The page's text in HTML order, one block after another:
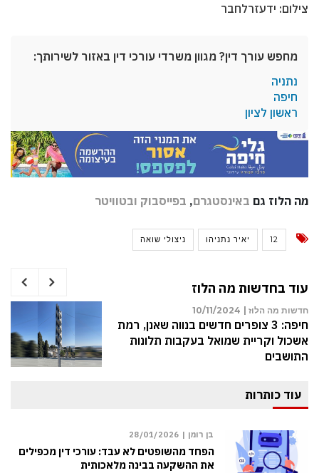
צילום: ידעזרלחבר
מחפש עורך דין? מגוון משרדי עורכי דין באזור לשירותך:
נתניה
חיפה
ראשון לציון
מה הלוז גם באינסטגרם, בפייסבוק ובטוויטר
12 יאיר נתניהו ניצולי שואה
עוד בחדשות מה הלוז
חדשות מה הלוז | 10/11/2024
חיפה: 3 צופרים חדשים בנווה שאנן, רמת
אשכול וקריית שמואל בעקבות תלונות
התושבים
עוד כותרות
בן רומן | 28/01/2026
הפחד מהשופטים לא עבד: עורכי דין מכפילים
את ההשקעה בבינה מלאכותית